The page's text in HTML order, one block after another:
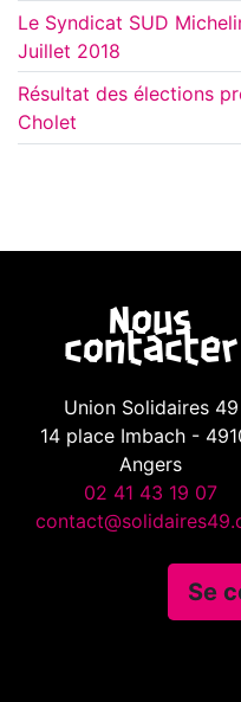
Le Syndicat SUD
Juillet 2018
Résultat des élections
Cholet
Nous
contacter
Union Solidaires 49
14 place Imbach -
Angers
02 41 43 19 07
Se